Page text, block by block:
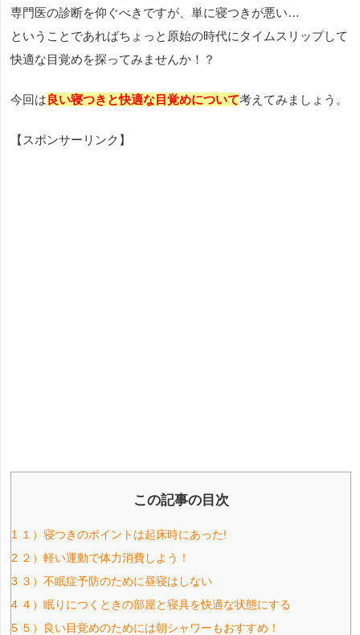
専門医の診断を仰ぐべきですが、単に寝つきが悪い…
ということであればちょっと原始の時代にタイムスリップして
快適な目覚めを探ってみませんか！？
今回は良い寝つきと快適な目覚めについて考えてみましょう。
【スポンサーリンク】
この記事の目次
1 １）寝つきのポイントは起床時にあった!
2 ２）軽い運動で体力消費しよう！
3 ３）不眠症予防のために昼寝はしない
4 ４）眠りにつくときの部屋と寝具を快適な状態にする
5 ５）良い目覚めのためには朝シャワーもおすすめ！